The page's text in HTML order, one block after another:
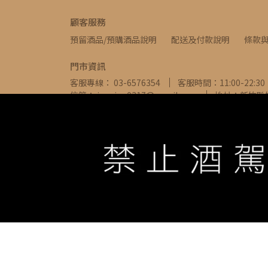
顧客服務
預留酒品/預購酒品說明 配送及付款說明 條款
門市資訊
客服專線： 03-6576354
客服時間：11:00-22:30
信箱： ivywine0317@gmail.com
地址：新竹